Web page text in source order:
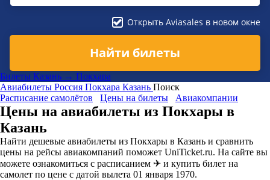
Открыть Aviasales в новом окне
Найти билеты
Билеты Казань → Покхара
Авиабилеты Россия Покхара Казань Поиск
Расписание самолётов
Цены на билеты Авиакомпании
Цены на авиабилеты из Покхары в
Казань
Найти дешевые авиабилеты из Покхары в Казань и сравнить
цены на рейсы авиакомпаний поможет UniTicket.ru. На сайте вы
можете ознакомиться с расписанием ✈ и купить билет на
самолет по цене с датой вылета 01 января 1970.